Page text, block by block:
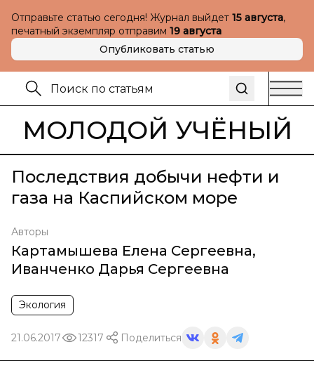
Отправьте статью сегодня! Журнал выйдет 15 августа,
печатный экземпляр отправим 19 августа
Опубликовать статью
МОЛОДОЙ УЧЁНЫЙ
Последствия добычи нефти и
газа на Каспийском море
Авторы
Картамышева Елена Сергеевна,
Иванченко Дарья Сергеевна
Экология
21.06.2017 12317 Поделиться